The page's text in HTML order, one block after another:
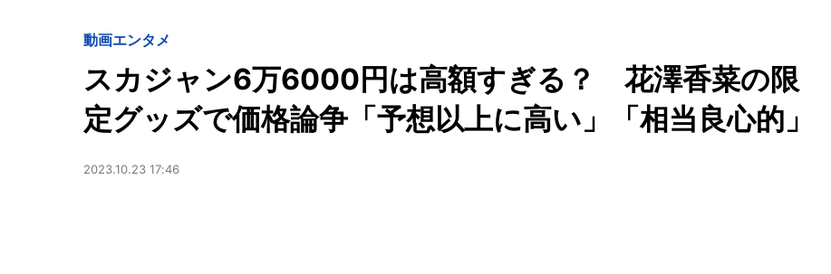
動画エンタメ
スカジャン6万6000円は高額すぎる？ 花澤香菜の限
定グッズで価格論争「予想以上に高い」「相当良心的」
2023.10.23 17:46